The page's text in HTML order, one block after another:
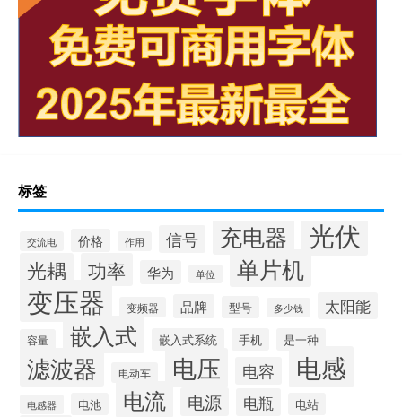
标签
交流电 价格 作用 信号 充电器 光伏
光耦 功率 华为 单位 单片机
变压器 变频器 品牌 型号 多少钱 太阳能
容量 嵌入式 嵌入式系统 手机 是一种
滤波器 电动车 电压 电容 电感
电感器 电池 电流 电源 电瓶 电站